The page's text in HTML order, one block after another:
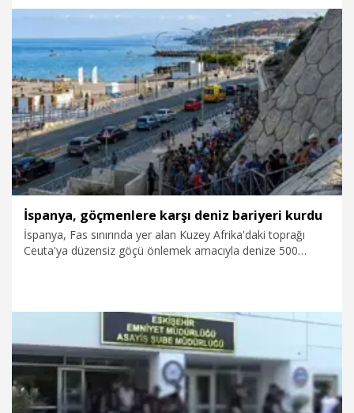
3.08.2026 Gündem
İspanya, göçmenlere karşı deniz bariyeri kurdu
İspanya, Fas sınırında yer alan Kuzey Afrika'daki toprağı
Ceuta'ya düzensiz göçü önlemek amacıyla denize 500
2.08.2026 Dünya